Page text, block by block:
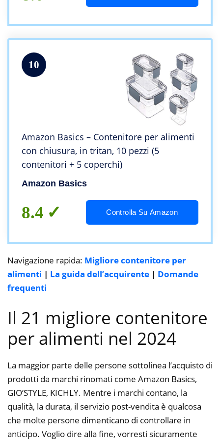
10
Amazon Basics – Contenitore per alimenti
con chiusura, in tritan, 10 pezzi (5
contenitori + 5 coperchi)
Amazon Basics
8.4 Controlla Su Amazon
Navigazione rapida: Migliore contenitore per
alimenti | La guida dell’acquirente | Domande
frequenti
Il 21 migliore contenitore
per alimenti nel 2024
La maggior parte delle persone sottolinea l’acquisto di
prodotti da marchi rinomati come Amazon Basics,
GIO’STYLE, KICHLY. Mentre i marchi contano, la
qualità, la durata, il servizio post-vendita è qualcosa
che molte persone dimenticano di controllare in
anticipo. Voglio dire alla fine, vorresti sicuramente